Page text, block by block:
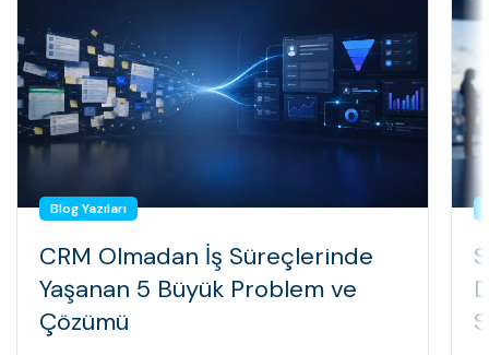
Blog Yazıları
CRM Olmadan İş Süreçlerinde
Yaşanan 5 Büyük Problem ve
Çözümü